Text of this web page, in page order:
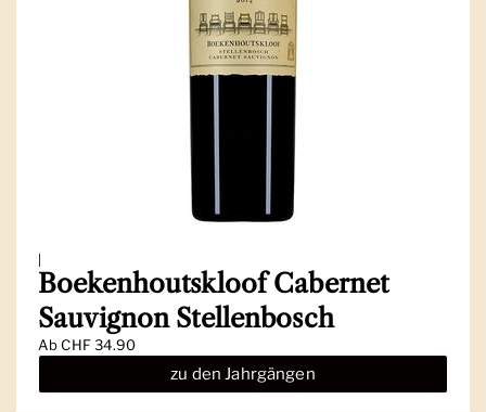
Boekenhoutskloof Cabernet
Sauvignon Stellenbosch
AbCHF 34.90
zu den Jahrgängen